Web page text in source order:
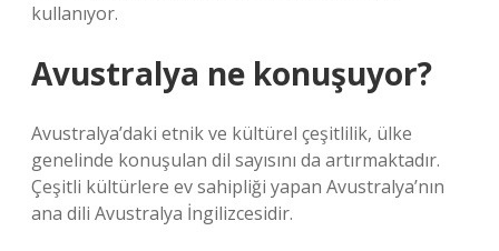
kullanıyor.
Avustralya ne konuşuyor?
Avustralya’daki etnik ve kültürel çeşitlilik, ülke
genelinde konuşulan dil sayısını da artırmaktadır.
Çeşitli kültürlere ev sahipliği yapan Avustralya’nın
ana dili Avustralya İngilizcesidir.